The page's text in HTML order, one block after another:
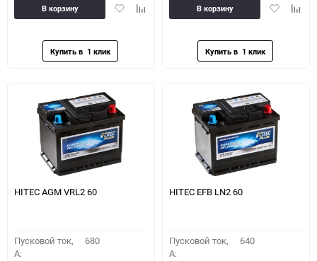
ДобавитьДобавить
В корзину
Добавить
В корзину
HITEC AGM VRL2 60
Пусковой ток,
A:
680
HITEC EFB LN2 60
Пусковой ток,
A:
640